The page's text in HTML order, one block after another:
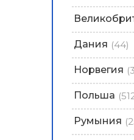
Дания (44)
Норвегия
Польша
Румыния